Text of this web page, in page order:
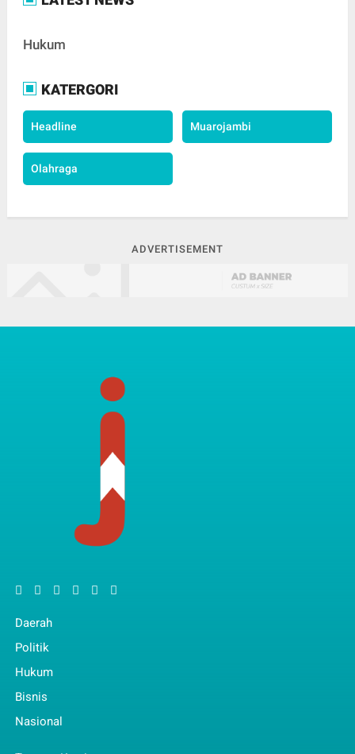
Hukum
KATERGORI
Headline Muarojambi
Olahraga
ADVERTISEMENT
Daerah
Politik
Hukum
Bisnis
Nasional